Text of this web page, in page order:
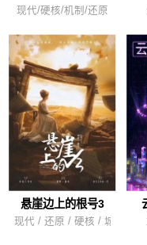
现代/硬核/机制/还原
悬崖边上的根号3
现代 / 还原 / 硬核 / 城限